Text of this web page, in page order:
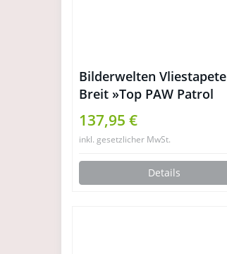
Bilderwelten Vliestapete
Breit »Top PAW Patrol
Tapeten«
137,95 €
inkl. gesetzlicher MwSt.
Details